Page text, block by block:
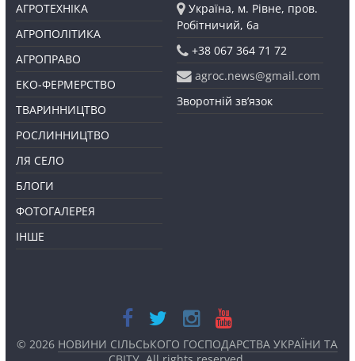
АГРОТЕХНІКА
АГРОПОЛІТИКА
АГРОПРАВО
ЕКО-ФЕРМЕРСТВО
ТВАРИННИЦТВО
РОСЛИННИЦТВО
ЛЯ СЕЛО
БЛОГИ
ФОТОГАЛЕРЕЯ
ІНШЕ
Україна, м. Рівне, пров.
Робітничий, 6а
+38 067 364 71 72
agroc.news@gmail.com
Зворотній зв’язок
© 2026 НОВИНИ СІЛЬСЬКОГО ГОСПОДАРСТВА УКРАЇНИ ТА